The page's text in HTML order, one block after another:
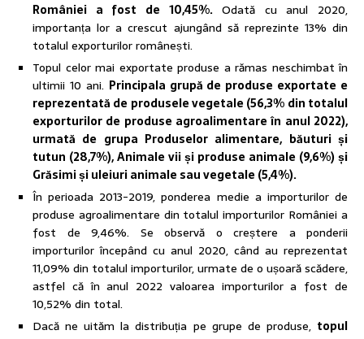
României a fost de 10,45%.Odată cu anul 2020,
importanța lor a crescut ajungând să reprezinte 13% din
totalul exporturilor românești.
Topul celor mai exportate produse a rămas neschimbat în
ultimii 10 ani. Principala grupă de produse exportate e
reprezentată de produsele vegetale (56,3% din totalul
exporturilor de produse agroalimentare în anul 2022),
urmată de grupa Produselor alimentare, băuturi și
tutun (28,7%), Animale vii și produse animale (9,6%) și
Grăsimi și uleiuri animale sau vegetale (5,4%).
În perioada 2013-2019, ponderea medie a importurilor de
produse agroalimentare din totalul importurilor României a
fost de 9,46%. Se observă o creștere a ponderii
importurilor începând cu anul 2020, când au reprezentat
11,09% din totalul importurilor, urmate de o ușoară scădere,
astfel că în anul 2022 valoarea importurilor a fost de
10,52% din total.
Dacă ne uităm la distribuția pe grupe de produse, topul